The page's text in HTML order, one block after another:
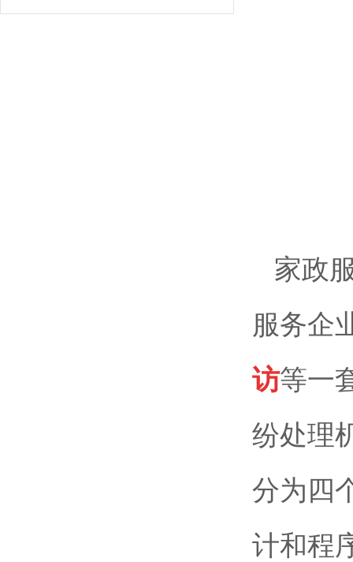
开班!
家政
服务企
访等一
纷处理
分为四
计和程